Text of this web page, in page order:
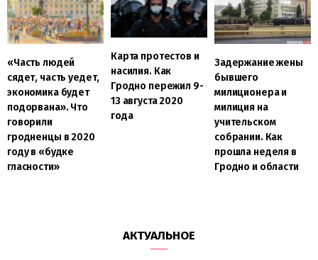
«Часть людей
сядет, часть уедет,
экономика будет
подорвана». Что
говорили
гродненцы в 2020
году в «будке
гласности»
Карта протестов и
насилия. Как
Гродно пережил 9-
13 августа 2020
года
Задержание жены
бывшего
милиционера и
милиция на
учительском
собрании. Как
прошла неделя в
Гродно и области
АКТУАЛЬНОЕ